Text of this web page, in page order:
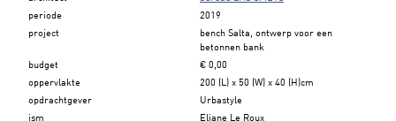
periode
2019
project
bench Salta, ontwerp voor een
betonnen bank
budget
€ 0,00
oppervlakte
200 (L) x 50 (W) x 40 (H)cm
opdrachtgever
Urbastyle
ism
Eliane Le Roux